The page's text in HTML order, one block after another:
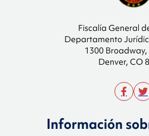
Fiscalía General
Departamento
1300 Broadway,
Denver, CO
Información